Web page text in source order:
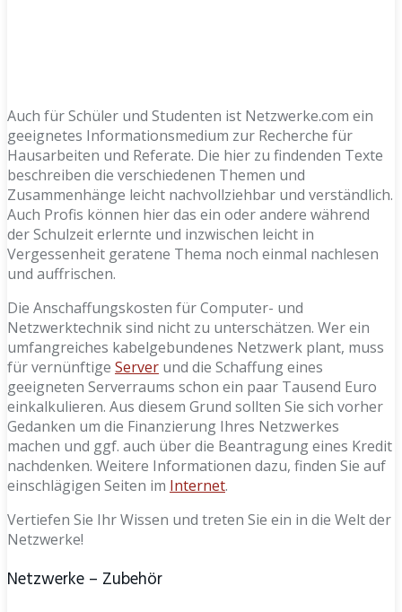
Auch für Schüler und Studenten ist Netzwerke.com ein
geeignetes Informationsmedium zur Recherche für
Hausarbeiten und Referate. Die hier zu findenden Texte
beschreiben die verschiedenen Themen und
Zusammenhänge leicht nachvollziehbar und verständlich.
Auch Profis können hier das ein oder andere während
der Schulzeit erlernte und inzwischen leicht in
Vergessenheit geratene Thema noch einmal nachlesen
und auffrischen.
Die Anschaffungskosten für Computer- und
Netzwerktechnik sind nicht zu unterschätzen. Wer ein
umfangreiches kabelgebundenes Netzwerk plant, muss
für vernünftige Server und die Schaffung eines
geeigneten Serverraums schon ein paar Tausend Euro
einkalkulieren. Aus diesem Grund sollten Sie sich vorher
Gedanken um die Finanzierung Ihres Netzwerkes
machen und ggf. auch über die Beantragung eines Kredit
nachdenken. Weitere Informationen dazu, finden Sie auf
einschlägigen Seiten im Internet.
Vertiefen Sie Ihr Wissen und treten Sie ein in die Welt der
Netzwerke!
Netzwerke – Zubehör